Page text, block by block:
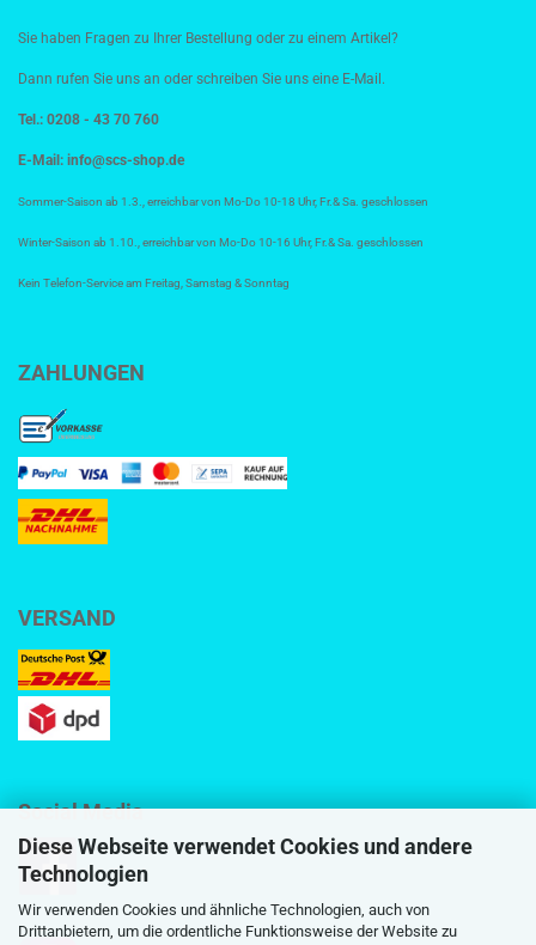
Diese Webseite verwendet Cookies und andere
Technologien
Wir verwenden Cookies und ähnliche Technologien, auch von
Drittanbietern, um die ordentliche Funktionsweise der Website zu
Sie haben Fragen zu Ihrer Bestellung oder zu einem Artikel?
Dann rufen Sie uns an oder schreiben Sie uns eine E-Mail.
Tel.: 0208 - 43 70 760
E-Mail: info@scs-shop.de
Sommer-Saison ab 1.3., erreichbar von Mo-Do 10-18 Uhr, Fr.& Sa. geschlossen
Winter-Saison ab 1.10., erreichbar von Mo-Do 10-16 Uhr, Fr.& Sa. geschlossen
Kein Telefon-Service am Freitag, Samstag & Sonntag
ZAHLUNGEN
VERSAND
Social Media